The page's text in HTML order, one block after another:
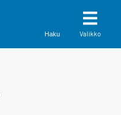
Haku Valikko